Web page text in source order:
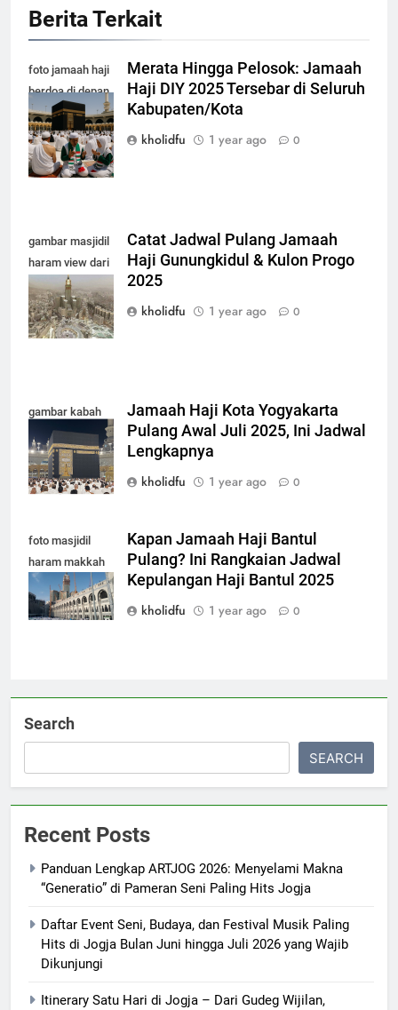
Berita Terkait
foto jamaah haji
berdoa di depan
kabah masjidil
haram makkah
Merata Hingga Pelosok: Jamaah
Haji DIY 2025 Tersebar di Seluruh
Kabupaten/Kota
kholidfu
1 year ago 0
gambar masjidil
haram view dari
atas terbaru
2025
Catat Jadwal Pulang Jamaah
Haji Gunungkidul & Kulon Progo
2025
kholidfu
1 year ago 0
gambar kabah
terbaru 2025
Jamaah Haji Kota Yogyakarta
Pulang Awal Juli 2025, Ini Jadwal
Lengkapnya
kholidfu
1 year ago 0
foto masjidil
haram makkah
terbaru
Kapan Jamaah Haji Bantul
Pulang? Ini Rangkaian Jadwal
Kepulangan Haji Bantul 2025
kholidfu
1 year ago 0
Search
SEARCH
Recent Posts
Panduan Lengkap ARTJOG 2026: Menyelami Makna
“Generatio” di Pameran Seni Paling Hits Jogja
Daftar Event Seni, Budaya, dan Festival Musik Paling
Hits di Jogja Bulan Juni hingga Juli 2026 yang Wajib
Dikunjungi
Itinerary Satu Hari di Jogja – Dari Gudeg Wijilan,